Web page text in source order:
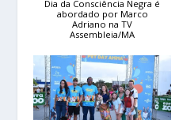
Dia da Consciência Negra é
abordado por Marco
Adriano na TV
Assembleia/MA